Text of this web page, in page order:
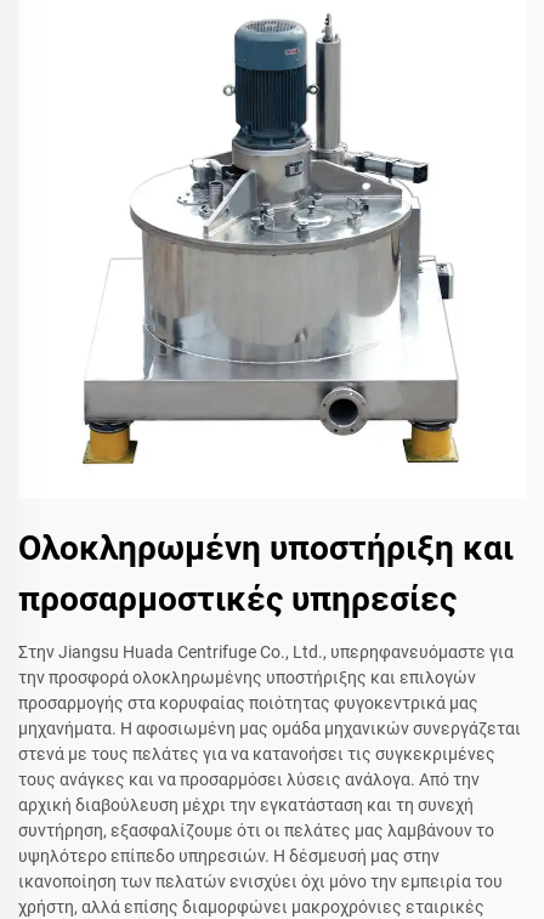
Ολοκληρωμένη υποστήριξη και
προσαρμοστικές υπηρεσίες
Στην Jiangsu Huada Centrifuge Co., Ltd., υπερηφανευόμαστε για
την προσφορά ολοκληρωμένης υποστήριξης και επιλογών
προσαρμογής στα κορυφαίας ποιότητας φυγοκεντρικά μας
μηχανήματα. Η αφοσιωμένη μας ομάδα μηχανικών συνεργάζεται
στενά με τους πελάτες για να κατανοήσει τις συγκεκριμένες
τους ανάγκες και να προσαρμόσει λύσεις ανάλογα. Από την
αρχική διαβούλευση μέχρι την εγκατάσταση και τη συνεχή
συντήρηση, εξασφαλίζουμε ότι οι πελάτες μας λαμβάνουν το
υψηλότερο επίπεδο υπηρεσιών. Η δέσμευσή μας στην
ικανοποίηση των πελατών ενισχύει όχι μόνο την εμπειρία του
χρήστη, αλλά επίσης διαμορφώνει μακροχρόνιες εταιρικές